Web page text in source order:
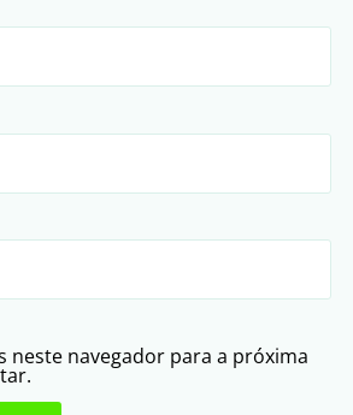
neste navegador para a próxima